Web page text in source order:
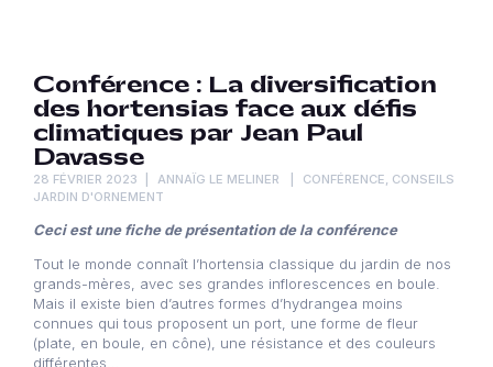
Conférence : La diversification
des hortensias face aux défis
climatiques par Jean Paul
Davasse
28 FÉVRIER 2023 ANNAÏG LE MELINER CONFÉRENCE CONSEILS
JARDIN D'ORNEMENT
Ceci est une fiche de présentation de la conférence
Tout le monde connaît l’hortensia classique du jardin de nos
grands-mères, avec ses grandes inflorescences en boule.
Mais il existe bien d’autres formes d’hydrangea moins
connues qui tous proposent un port, une forme de fleur
(plate, en boule, en cône), une résistance et des couleurs
différentes…